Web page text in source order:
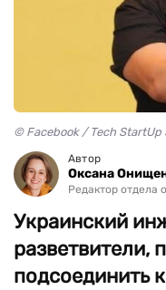
© Facebook / Tech StartUp
Автор
Оксана
Редактор отдела
Украинский
разветвители,
подсоединить